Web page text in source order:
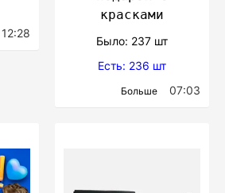
красками
Было: 237 шт
Есть: 236 шт
Больше 07:03